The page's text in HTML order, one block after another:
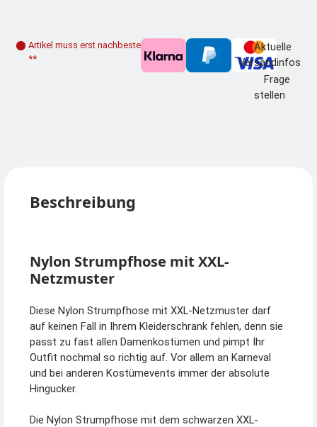
Artikel muss erst nachbestellt werden
**
Aktuelle
Versandinfos
Frage
stellen
Beschreibung
Nylon Strumpfhose mit XXL-
Netzmuster
Diese Nylon Strumpfhose mit XXL-Netzmuster darf
auf keinen Fall in Ihrem Kleiderschrank fehlen, denn sie
passt zu fast allen Damenkostümen und pimpt Ihr
Outfit nochmal so richtig auf. Vor allem an Karneval
und bei anderen Kostümevents immer der absolute
Hingucker.
Die Nylon Strumpfhose mit dem schwarzen XXL-